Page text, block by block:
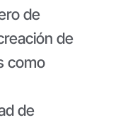
de
de
como
de